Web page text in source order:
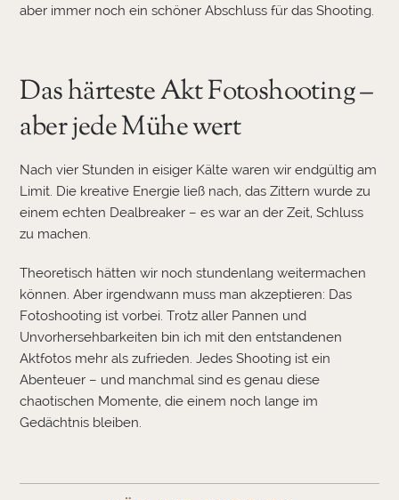
aber immer noch ein schöner Abschluss für das Shooting.
Das härteste Akt Fotoshooting –
aber jede Mühe wert
Nach vier Stunden in eisiger Kälte waren wir endgültig am
Limit. Die kreative Energie ließ nach, das Zittern wurde zu
einem echten Dealbreaker – es war an der Zeit, Schluss
zu machen.
Theoretisch hätten wir noch stundenlang weitermachen
können. Aber irgendwann muss man akzeptieren: Das
Fotoshooting ist vorbei. Trotz aller Pannen und
Unvorhersehbarkeiten bin ich mit den entstandenen
Aktfotos mehr als zufrieden. Jedes Shooting ist ein
Abenteuer – und manchmal sind es genau diese
chaotischen Momente, die einem noch lange im
Gedächtnis bleiben.